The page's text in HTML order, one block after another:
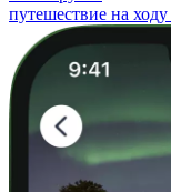
путешествие на ходу